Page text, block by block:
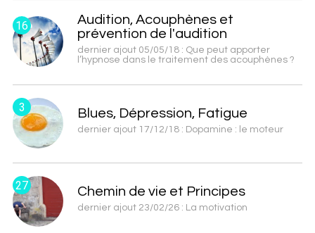
16
Audition, Acouphènes et
prévention de l'audition
dernier ajout 05/05/18 : Que peut apporter
l’hypnose dans le traitement des acouphènes ?
3 Blues, Dépression, Fatigue
dernier ajout 17/12/18 : Dopamine : le moteur
27 Chemin de vie et Principes
dernier ajout 23/02/26 : La motivation